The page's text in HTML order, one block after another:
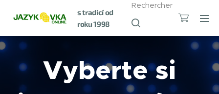
s tradicí od
roku 1998
Rechercher
Vyberte si